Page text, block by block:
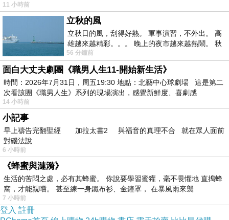
善用作文「結構」：懂得在生活事件或社會
新聞中做「對照練習」，使文章變得更有
深度。同時教授表達贊成或反對立場的最
強作文結構，使文章論述更有層次。
3.
精煉文章「修辭」：透過簡單的「意象練
製作線上課PPT的過程中，最深刻的感觸便
是能認識會畫畫的人真好！淑君主任為創作坊孩
子們設計的貼紙獎明信片剛剛出爐，我有幸成為
第一位目睹成果的人。看著六張可愛度破表的籃
球小子明信片，瞬間有了靈感，馬上將這幾張圖
放進線上課程裡，成為超實用的創意教案，且絕
之谷」裡——
11 小時前
立秋的風
立秋日的風，刮得好熱。 軍事演習，不外出。 高
雄越來越精彩。。。 晚上的夜市越來越熱鬧。 秋
天的風刮得很熱 夜遊消暑熱。。。
56 分鐘前
面白大丈夫劇團《職男人生11-開始新生活》
時間：2026年7月31日，周五19:30 地點：北藝中心球劇場 這是第二
次看該團《職男人生》系列的現場演出，感覺新鮮度、喜劇感
14 小時前
小記事
早上禱告完翻聖經 加拉太書2 與福音的真理不合 就在眾人面前
對磯法說
6 小時前
《蜂蜜與漣漪》
生活的苦悶之處，必有其蜂蜜。 你說要學習蜜獾，毫不畏懼地 直搗蜂
窩，才能親嚐。 甚至練一身鐵布衫、金鐘罩， 在暴風雨來襲
7 小時前
登入 註冊